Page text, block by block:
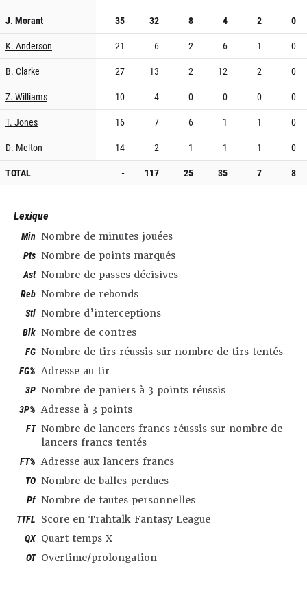
J. Morant
35 32 8 4 2
0
K. Anderson
21 6 2 6 1
0
B. Clarke
27 13 2 12 2
0
Z. Williams
10 4 0 0 0
0
T. Jones
16 7 6 1 1
0
D. Melton
14 2 1 1 1
0
TOTAL
- 117 25 35 7 8
Lexique
Min Nombre de minutes jouées
Pts Nombre de points marqués
Ast Nombre de passes décisives
Reb Nombre de rebonds
Stl Nombre d’interceptions
Blk Nombre de contres
FG Nombre de tirs réussis sur nombre de tirs tentés
FG% Adresse au tir
3P Nombre de paniers à 3 points réussis
3P% Adresse à 3 points
FT Nombre de lancers francs réussis sur nombre de
lancers francs tentés
FT% Adresse aux lancers francs
TO Nombre de balles perdues
Pf Nombre de fautes personnelles
TTFL Score en Trahtalk Fantasy League
QX Quart temps X
OT Overtime/prolongation